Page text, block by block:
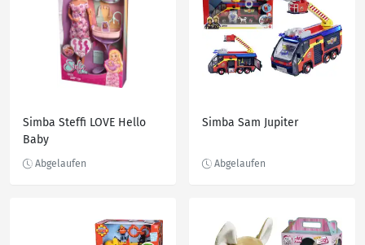
Simba Steffi LOVE Hello
Baby
Simba Sam Jupiter